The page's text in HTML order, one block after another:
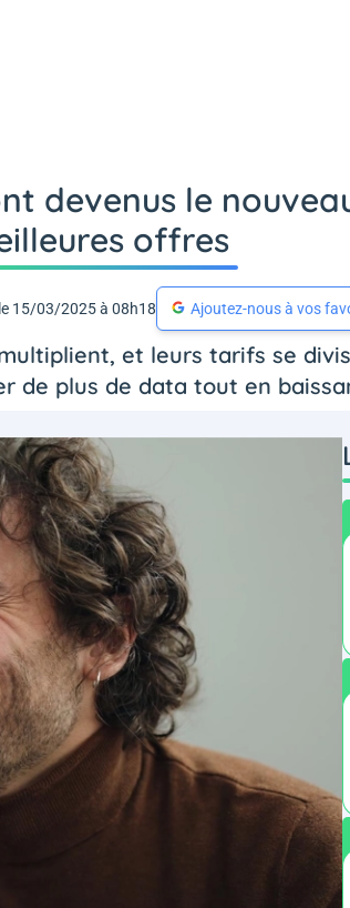
devenus le
offres
15/03/2025 à 08h18 Ajoutez-nous à vos
et leurs tarifs se
de plus de data tout en